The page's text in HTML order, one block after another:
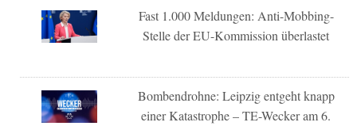
Fast 1.000 Meldungen: Anti-Mobbing-
Stelle der EU-Kommission überlastet
Bombendrohne: Leipzig entgeht knapp
einer Katastrophe – TE-Wecker am 6.